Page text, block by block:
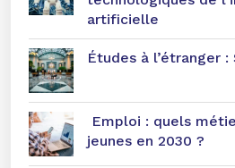
artificielle
Études à l’étranger
Emploi : quels
jeunes en 2030 ?